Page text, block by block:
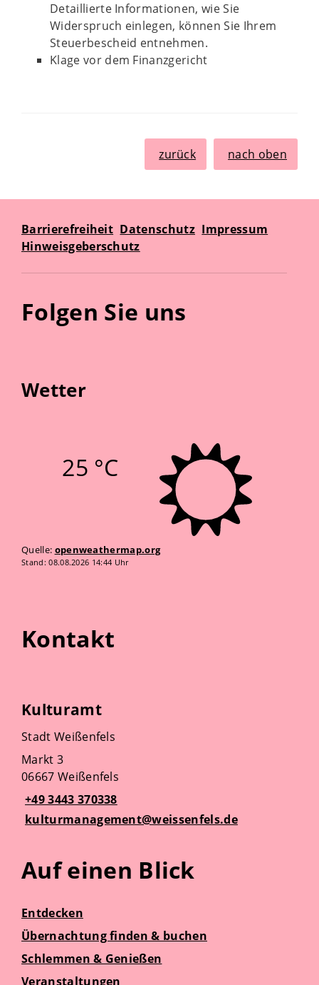
Detaillierte Informationen, wie Sie
Widerspruch einlegen, können Sie Ihrem
Steuerbescheid entnehmen.
Klage vor dem Finanzgericht
zurück nach oben
Barrierefreiheit Datenschutz Impressum
Hinweisgeberschutz
Folgen Sie uns
Wetter
25 °C
Quelle: openweathermap.org
Stand: 08.08.2026 14:44 Uhr
Kontakt
Kulturamt
Stadt Weißenfels
Markt 3
06667 Weißenfels
+49 3443 370338
kulturmanagement@weissenfels.de
Auf einen Blick
Entdecken
Übernachtung finden & buchen
Schlemmen & Genießen
Veranstaltungen